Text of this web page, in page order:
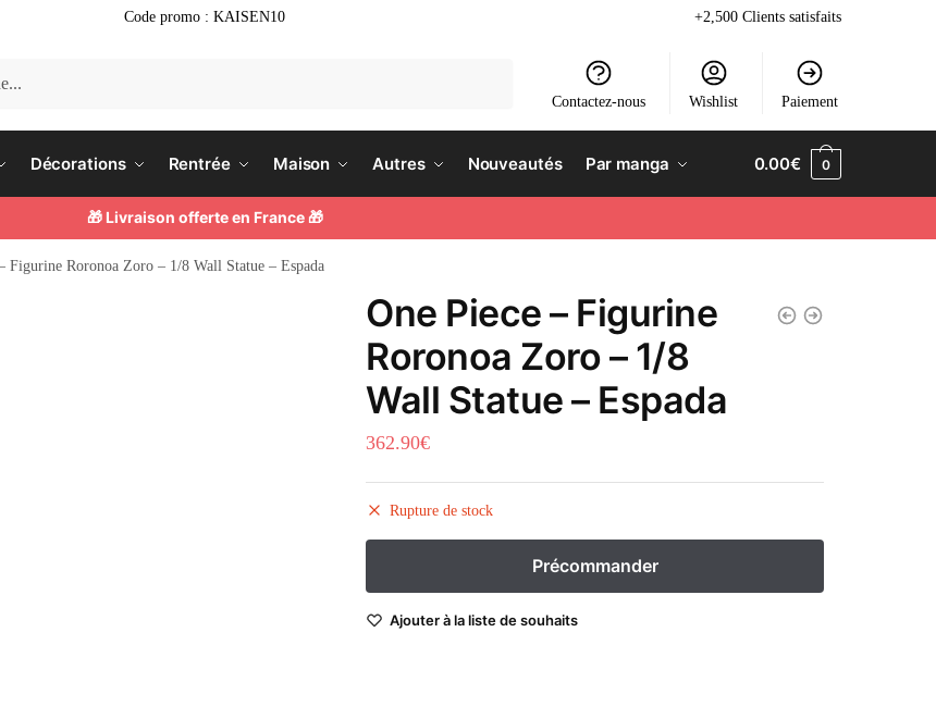
Code promo : KAISEN10 +2,500 Clients satisfaits
Contactez-nous Wishlist Paiement
Décorations Rentrée Maison Autres Nouveautés Par manga 0.00€ 0
🎁 Livraison offerte en France 🎁
Figurine Roronoa Zoro – 1/8 Wall Statue – Espada
One Piece – Figurine
Roronoa Zoro – 1/8
Wall Statue – Espada
362.90€
Rupture de stock
Ajouter à la liste de souhaits